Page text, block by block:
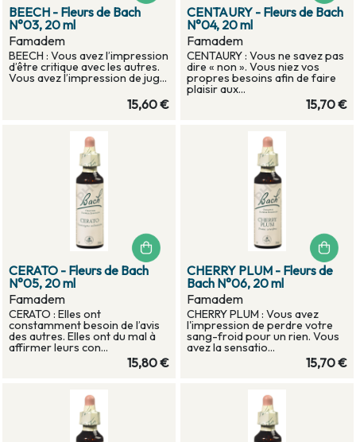
BEECH - Fleurs de Bach
N°03, 20 ml
Famadem
BEECH : Vous avez l’impression
d’être critique avec les autres.
Vous avez l’impression de jug...
15,60 €
CENTAURY - Fleurs de Bach
N°04, 20 ml
Famadem
CENTAURY : Vous ne savez pas
dire « non ». Vous niez vos
propres besoins afin de faire
plaisir aux...
15,70 €
CERATO - Fleurs de Bach
N°05, 20 ml
Famadem
CERATO : Elles ont
constamment besoin de l’avis
des autres. Elles ont du mal à
affirmer leurs con...
15,80 €
CHERRY PLUM - Fleurs de
Bach N°06, 20 ml
Famadem
CHERRY PLUM : Vous avez
l'impression de perdre votre
sang-froid pour un rien. Vous
avez la sensatio...
15,70 €